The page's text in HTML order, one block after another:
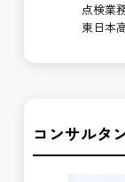
点検業
東日本
コンサルタ